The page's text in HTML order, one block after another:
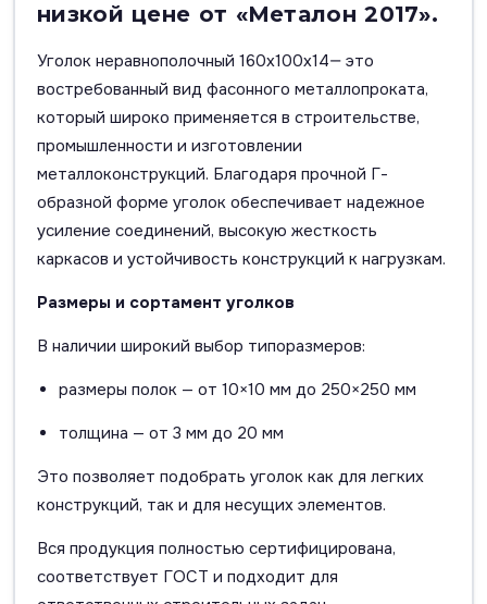
низкой цене от «Металон 2017».
Уголок неравнополочный 160х100х14— это
востребованный вид фасонного металлопроката,
который широко применяется в строительстве,
промышленности и изготовлении
металлоконструкций. Благодаря прочной Г-
образной форме уголок обеспечивает надежное
усиление соединений, высокую жесткость
каркасов и устойчивость конструкций к нагрузкам.
Размеры и сортамент уголков
В наличии широкий выбор типоразмеров:
размеры полок — от 10×10 мм до 250×250 мм
толщина — от 3 мм до 20 мм
Это позволяет подобрать уголок как для легких
конструкций, так и для несущих элементов.
Вся продукция полностью сертифицирована,
соответствует ГОСТ и подходит для